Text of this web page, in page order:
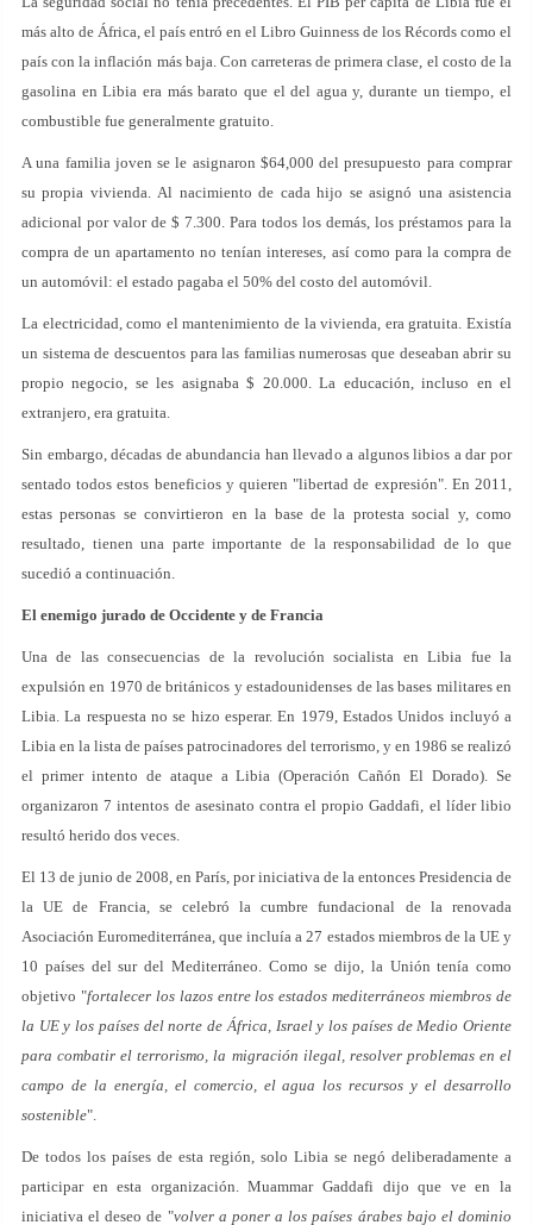
más alto de África, el país entró en el Libro Guinness de los Récords como el
país con la inflación más baja. Con carreteras de primera clase, el costo de la
gasolina en Libia era más barato que el del agua y, durante un tiempo, el
combustible fue generalmente gratuito.
A una familia joven se le asignaron $64,000 del presupuesto para comprar
su propia vivienda. Al nacimiento de cada hijo se asignó una asistencia
adicional por valor de $ 7.300. Para todos los demás, los préstamos para la
compra de un apartamento no tenían intereses, así como para la compra de
un automóvil: el estado pagaba el 50% del costo del automóvil.
La electricidad, como el mantenimiento de la vivienda, era gratuita. Existía
un sistema de descuentos para las familias numerosas que deseaban abrir su
propio negocio, se les asignaba $ 20.000. La educación, incluso en el
extranjero, era gratuita.
Sin embargo, décadas de abundancia han llevado a algunos libios a dar por
sentado todos estos beneficios y quieren "libertad de expresión". En 2011,
estas personas se convirtieron en la base de la protesta social y, como
resultado, tienen una parte importante de la responsabilidad de lo que
sucedió a continuación.
El enemigo jurado de Occidente y de Francia
Una de las consecuencias de la revolución socialista en Libia fue la
expulsión en 1970 de británicos y estadounidenses de las bases militares en
Libia. La respuesta no se hizo esperar. En 1979, Estados Unidos incluyó a
Libia en la lista de países patrocinadores del terrorismo, y en 1986 se realizó
el primer intento de ataque a Libia (Operación Cañón El Dorado). Se
organizaron 7 intentos de asesinato contra el propio Gaddafi, el líder libio
resultó herido dos veces.
El 13 de junio de 2008, en París, por iniciativa de la entonces Presidencia de
la UE de Francia, se celebró la cumbre fundacional de la renovada
Asociación Euromediterránea, que incluía a 27 estados miembros de la UE y
10 países del sur del Mediterráneo. Como se dijo, la Unión tenía como
objetivo "fortalecer los lazos entre los estados mediterráneos miembros de
la UE y los países del norte de África, Israel y los países de Medio Oriente
para combatir el terrorismo, la migración ilegal, resolver problemas en el
campo de la energía, el comercio, el agua los recursos y el desarrollo
sostenible".
De todos los países de esta región, solo Libia se negó deliberadamente a
participar en esta organización. Muammar Gaddafi dijo que ve en la
iniciativa el deseo de "volver a poner a los países árabes bajo el dominio